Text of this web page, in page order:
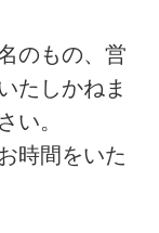
のもの、営
たしかねま
い。
時間をいた